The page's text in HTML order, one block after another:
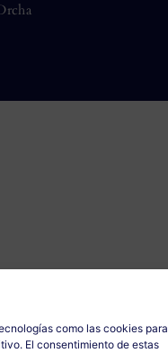
como las cookies para
El consentimiento de estas